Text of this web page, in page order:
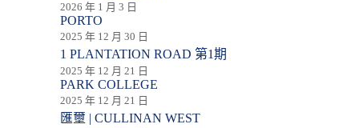
2026 年 1 月 3 日
PORTO
2025 年 12 月 30 日
1 PLANTATION ROAD 第1期
2025 年 12 月 21 日
PARK COLLEGE
2025 年 12 月 21 日
匯壐 | CULLINAN WEST